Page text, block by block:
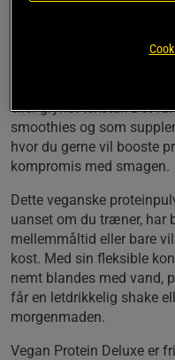
Med fokus på
eller grynet tekstur. Det
smoothies og som
hvor du gerne vil booste
kompromis med smagen.
Dette veganske
uanset om du træner, har
mellemmåltid eller bare
kost. Med sin fleksible
nemt blandes med vand,
får en letdrikkelig shake
morgenmaden.
Vegan Protein Deluxe er